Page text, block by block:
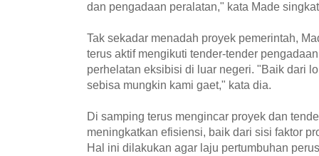
dan pengadaan peralatan," kata Made
Tak sekadar menadah proyek pemerintah,
terus aktif mengikuti tender-tender
perhelatan eksibisi di luar negeri. "Baik dari
sebisa mungkin kami gaet," kata dia.
Di samping terus mengincar proyek dan
meningkatkan efisiensi, baik dari sisi faktor
Hal ini dilakukan agar laju pertumbuhan